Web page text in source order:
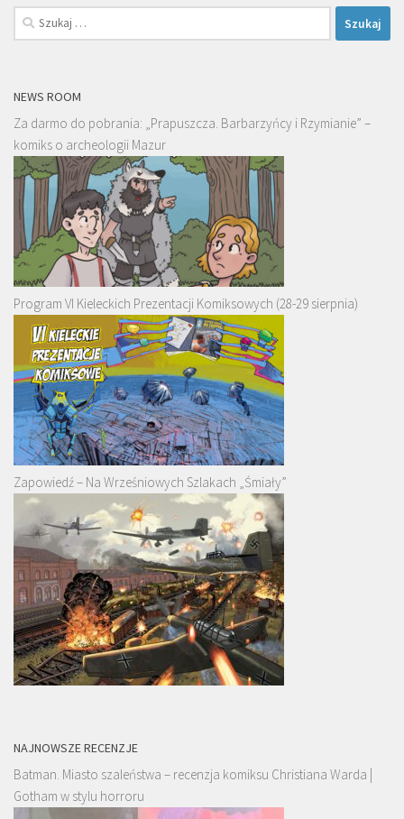
Szukaj:
NEWS ROOM
Za darmo do pobrania: „Prapuszcza. Barbarzyńcy i Rzymianie” –
komiks o archeologii Mazur
Program VI Kieleckich Prezentacji Komiksowych (28-29 sierpnia)
Zapowiedź – Na Wrześniowych Szlakach „Śmiały”
NAJNOWSZE RECENZJE
Batman. Miasto szaleństwa – recenzja komiksu Christiana Warda |
Gotham w stylu horroru